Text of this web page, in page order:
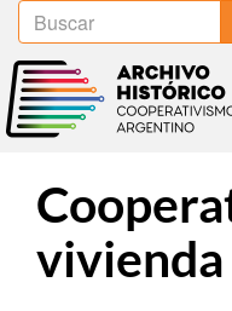
Pasar
contenido
principal
Buscar
vivienda